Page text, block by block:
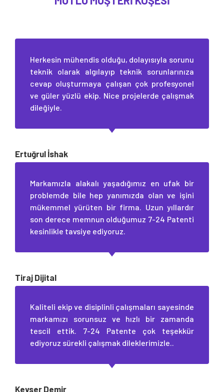
Herkesin mühendis olduğu, dolayısıyla sorunu
teknik olarak algılayıp teknik sorunlarınıza
cevap oluşturmaya çalışan çok profesyonel
ve güler yüzlü ekip. Nice projelerde çalışmak
dileğiyle.
Ertuğrul İshak
Markamızla alakalı yaşadığımız en ufak bir
problemde bile hep yanımızda olan ve işini
mükemmel yürüten bir firma. Uzun yıllardır
son derece memnun olduğumuz 7-24 Patenti
kesinlikle tavsiye ediyoruz.
Tiraj Dijital
Kaliteli ekip ve disiplinli çalışmaları sayesinde
markamızı sorunsuz ve hızlı bir zamanda
tescil ettik. 7-24 Patente çok teşekkür
ediyoruz sürekli çalışmak dileklerimizle..
Kevser Demir